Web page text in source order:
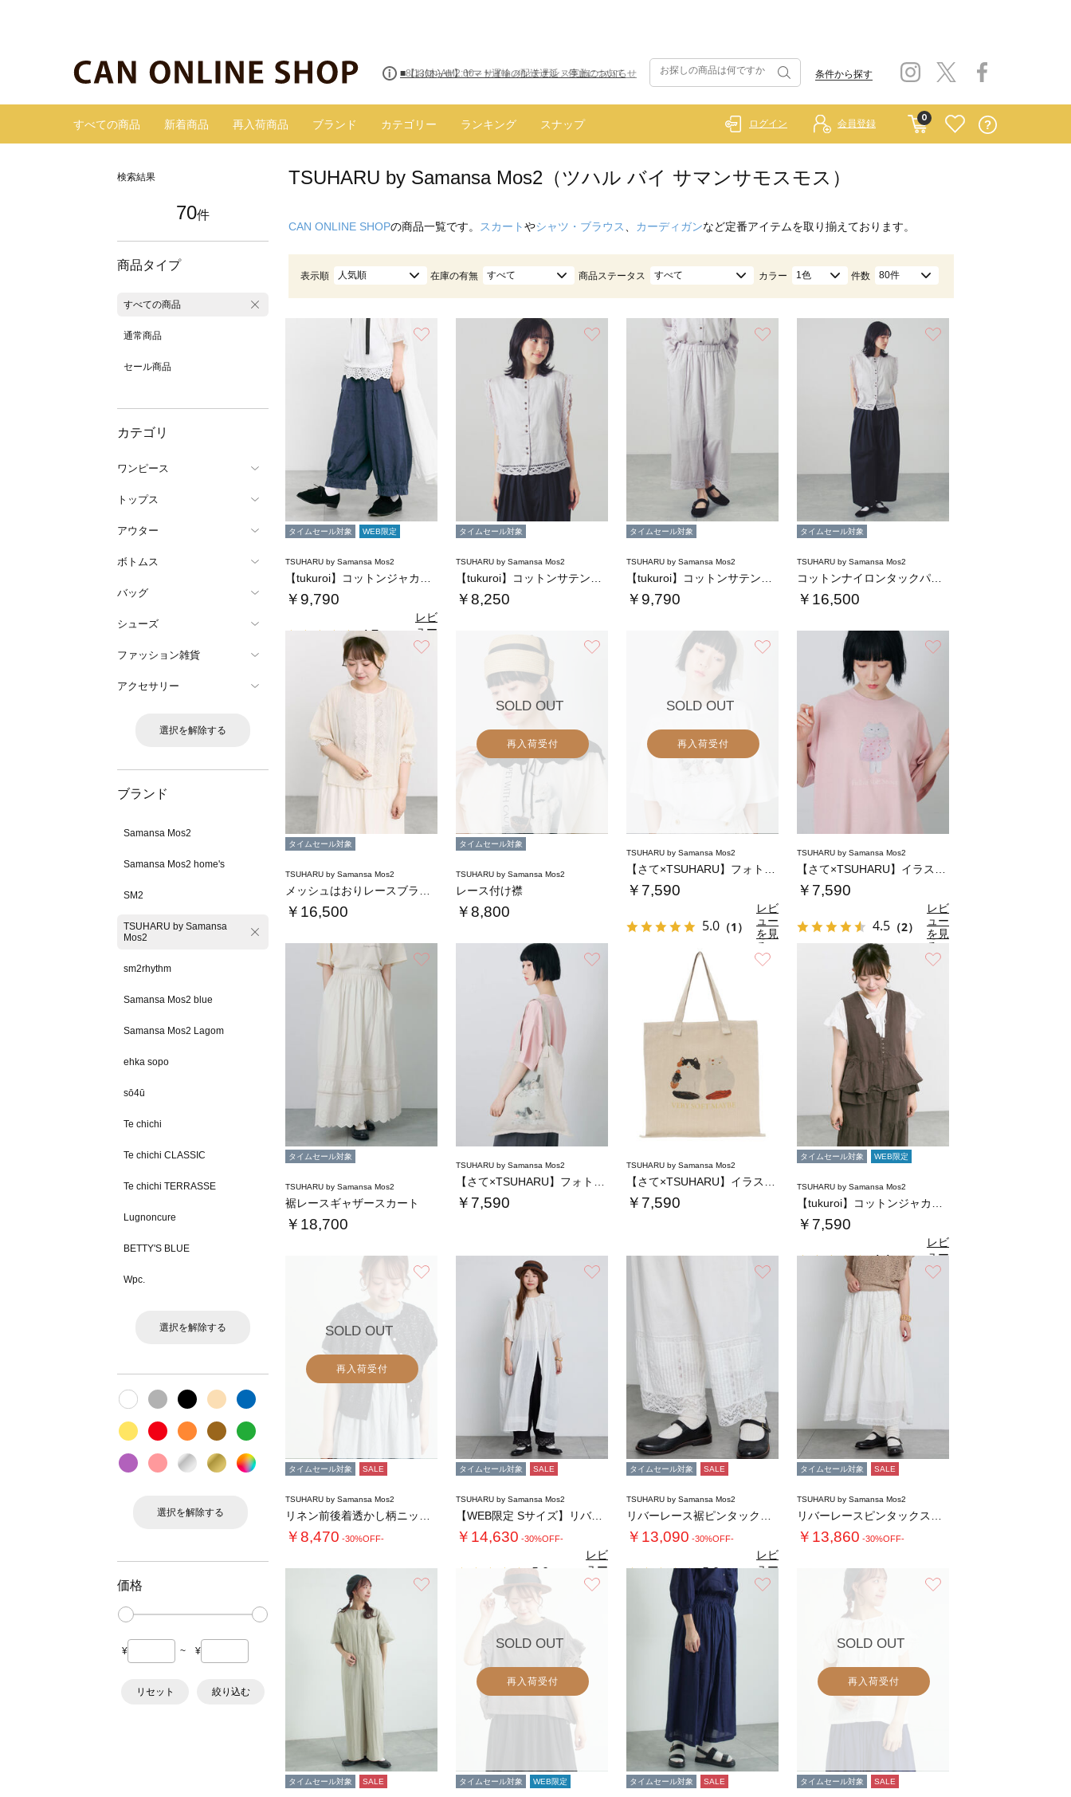
■8/13(木)AM2:00～サイトメンテナンス実施のお知らせ 条件から探す
すべての商品 新着商品 再入荷商品 ブランド カテゴリー ランキング スナップ
0
ログイン 会員登録
検索結果
70件
商品タイプ
すべての商品
通常商品
セール商品
カテゴリ
ワンピース
トップス
アウター
ボトムス
バッグ
シューズ
ファッション雑貨
アクセサリー
選択を解除する
ブランド
Samansa Mos2
Samansa Mos2 home's
SM2
TSUHARU by Samansa
Mos2
sm2rhythm
Samansa Mos2 blue
Samansa Mos2 Lagom
ehka sopo
sō4ū
Te chichi
Te chichi CLASSIC
Te chichi TERRASSE
Lugnoncure
BETTY'S BLUE
Wpc.
選択を解除する
選択を解除する
価格
¥ ~ ¥
リセット 絞り込む
TSUHARU by Samansa Mos2（ツハル バイ サマンサモスモス）
CAN ONLINE SHOPの商品一覧です。 スカートやシャツ・ブラウス カーディガンなど定番アイテムを取り揃えております。
表示順 人気順 在庫の有無 すべて 商品ステータス すべて カラー 1色 件数 80件
タイムセール対象 WEB限定
TSUHARU by Samansa Mos2
￥9,790
4.7（6）
レビ
ュー
を見
る
タイムセール対象
TSUHARU by Samansa Mos2
￥8,250
タイムセール対象
TSUHARU by Samansa Mos2
￥9,790
タイムセール対象
TSUHARU by Samansa Mos2
￥16,500
タイムセール対象
TSUHARU by Samansa Mos2
￥16,500
SOLD OUT
再入荷受付
タイムセール対象
TSUHARU by Samansa Mos2
レース付け襟
￥8,800
SOLD OUT
再入荷受付
TSUHARU by Samansa Mos2
￥7,590
5.0 （1）
レビ
ュー
を見
る
TSUHARU by Samansa Mos2
￥7,590
4.5 （2）
レビ
ュー
を見
る
タイムセール対象
TSUHARU by Samansa Mos2
裾レースギャザースカート
￥18,700
TSUHARU by Samansa Mos2
￥7,590
TSUHARU by Samansa Mos2
￥7,590
タイムセール対象 WEB限定
TSUHARU by Samansa Mos2
￥7,590
4.4（9）
レビ
ュー
を見
る
SOLD OUT
再入荷受付
タイムセール対象 SALE
TSUHARU by Samansa Mos2
￥8,470 -30%OFF-
タイムセール対象 SALE
TSUHARU by Samansa Mos2
【WEB限定 Sサイズ】リバーレースピンタッ…
￥14,630 -30%OFF-
5.0
レビ
ュー
を見
る
タイムセール対象 SALE
TSUHARU by Samansa Mos2
￥13,090 -30%OFF-
5.0（2）
レビ
ュー
を見
る
タイムセール対象 SALE
TSUHARU by Samansa Mos2
￥13,860 -30%OFF-
タイムセール対象 SALE
SOLD OUT
再入荷受付
タイムセール対象 WEB限定 タイムセール対象 SALE
SOLD OUT
再入荷受付
タイムセール対象 SALE